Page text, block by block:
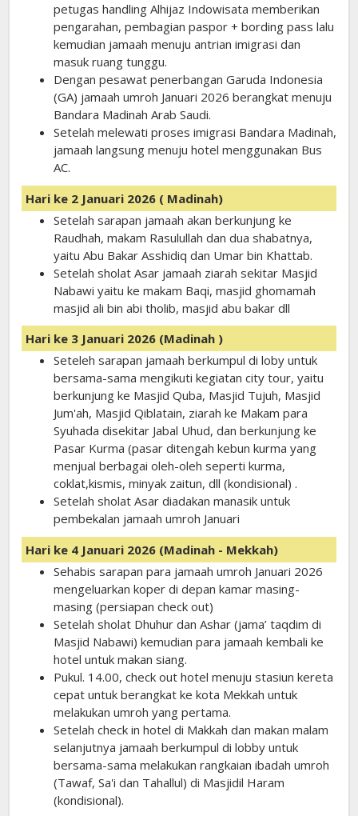
petugas handling Alhijaz Indowisata memberikan
pengarahan, pembagian paspor + bording pass lalu
kemudian jamaah menuju antrian imigrasi dan
masuk ruang tunggu.
Dengan pesawat penerbangan Garuda Indonesia
(GA) jamaah umroh Januari 2026 berangkat menuju
Bandara Madinah Arab Saudi.
Setelah melewati proses imigrasi Bandara Madinah,
jamaah langsung menuju hotel menggunakan Bus
AC.
Hari ke 2 Januari 2026 ( Madinah)
Setelah sarapan jamaah akan berkunjung ke
Raudhah, makam Rasulullah dan dua shabatnya,
yaitu Abu Bakar Asshidiq dan Umar bin Khattab.
Setelah sholat Asar jamaah ziarah sekitar Masjid
Nabawi yaitu ke makam Baqi, masjid ghomamah
masjid ali bin abi tholib, masjid abu bakar dll
Hari ke 3 Januari 2026 (Madinah )
Seteleh sarapan jamaah berkumpul di loby untuk
bersama-sama mengikuti kegiatan city tour, yaitu
berkunjung ke Masjid Quba, Masjid Tujuh, Masjid
Jum'ah, Masjid Qiblatain, ziarah ke Makam para
Syuhada disekitar Jabal Uhud, dan berkunjung ke
Pasar Kurma (pasar ditengah kebun kurma yang
menjual berbagai oleh-oleh seperti kurma,
coklat,kismis, minyak zaitun, dll (kondisional) .
Setelah sholat Asar diadakan manasik untuk
pembekalan jamaah umroh Januari
Hari ke 4 Januari 2026 (Madinah - Mekkah)
Sehabis sarapan para jamaah umroh Januari 2026
mengeluarkan koper di depan kamar masing-
masing (persiapan check out)
Setelah sholat Dhuhur dan Ashar (jama’ taqdim di
Masjid Nabawi) kemudian para jamaah kembali ke
hotel untuk makan siang.
Pukul. 14.00, check out hotel menuju stasiun kereta
cepat untuk berangkat ke kota Mekkah untuk
melakukan umroh yang pertama.
Setelah check in hotel di Makkah dan makan malam
selanjutnya jamaah berkumpul di lobby untuk
bersama-sama melakukan rangkaian ibadah umroh
(Tawaf, Sa'i dan Tahallul) di Masjidil Haram
(kondisional).